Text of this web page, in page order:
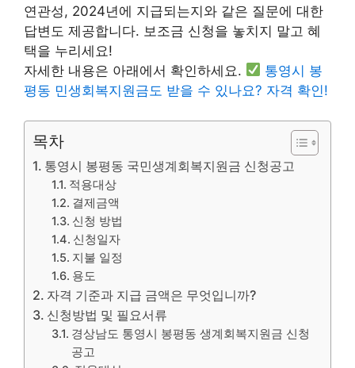
연관성, 2024년에 지급되는지와 같은 질문에 대한
답변도 제공합니다. 보조금 신청을 놓치지 말고 혜
택을 누리세요!
자세한 내용은 아래에서 확인하세요.
통영시 봉
평동 민생회복지원금도 받을 수 있나요? 자격 확인!
목차
통영시 봉평동 국민생계회복지원금 신청공고
적용대상
결제금액
신청 방법
신청일자
지불 일정
용도
자격 기준과 지급 금액은 무엇입니까?
신청방법 및 필요서류
경상남도 통영시 봉평동 생계회복지원금 신청
공고